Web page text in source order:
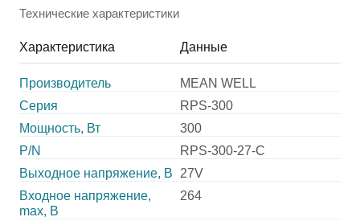
Технические характеристики
Характеристика Данные
Производитель
MEAN WELL
Серия
RPS-300
Мощность, Вт
300
P/N
RPS-300-27-C
Выходное напряжение, В
27V
Входное напряжение,
max, В
264